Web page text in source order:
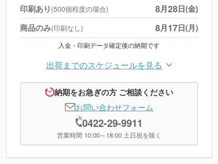
※上記小計は税別です
印刷あり (500個程度の場合) 8月28日(金)
商品のみ(印刷なし) 8月17日(月)
入金・印刷データ確定後の納期です
出荷までのスケジュールを見る
納期をお急ぎの方 ご相談ください
お問い合わせフォーム
0422-29-9911
営業時間 10:00～18:00 土日祝を除く